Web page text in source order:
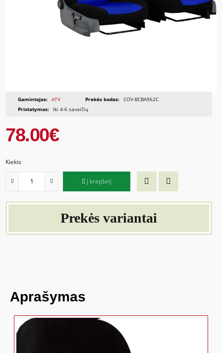
Gamintojas: ATV Prekės kodas: COV-BCBA962C
Pristatymas:
Iki 4-6 savaičių
78.00€
Kiekis
Į krepšelį
Prekės variantai
Aprašymas